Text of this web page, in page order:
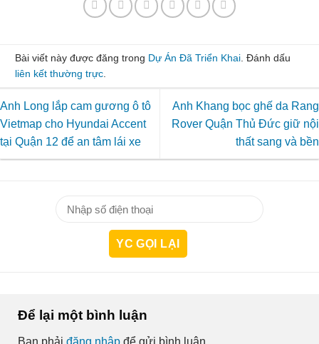
Bài viết này được đăng trong Dự Án Đã Triển Khai . Đánh dấu
liên kết thường trực
Anh Long lắp cam gương ô tô
Vietmap cho Hyundai Accent
tại Quận 12 để an tâm lái xe
Anh Khang bọc ghế da Rang
Rover Quận Thủ Đức giữ nội
thất sang và bền
Để lại một bình luận